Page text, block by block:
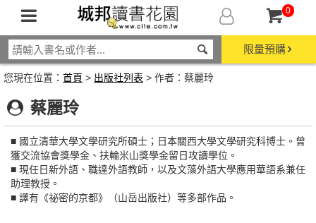
0
限量預購
您現在位置： 首頁 > 出版社列表 > 作者：蔡麗玲
蔡麗玲
■ 國立清華大學文學研究所碩士；日本關西大學文學研究科博士。曾
獲交流協會獎學金、扶輪米山獎學金留日攻讀學位。
■ 現任日新外語、職達外語教師，以及文藻外語大學應用華語系兼任
助理教授。
■ 譯有《祕密的京都》（山岳出版社）等多部作品。